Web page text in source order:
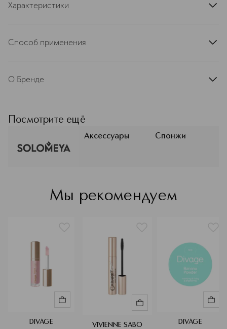
Характеристики
Способ применения
на ваших глазах! После использования рекомендуется
О Бренде
Современный ритм жизни с каждым
годом ускоряет шаг, предлагая
отличные средства для женщин,
современных тенденциях и
Посмотрите ещё
Аксессуары Спонжи
Мы рекомендуем
DIVAGE VIVIENNE SABO DIVAGE